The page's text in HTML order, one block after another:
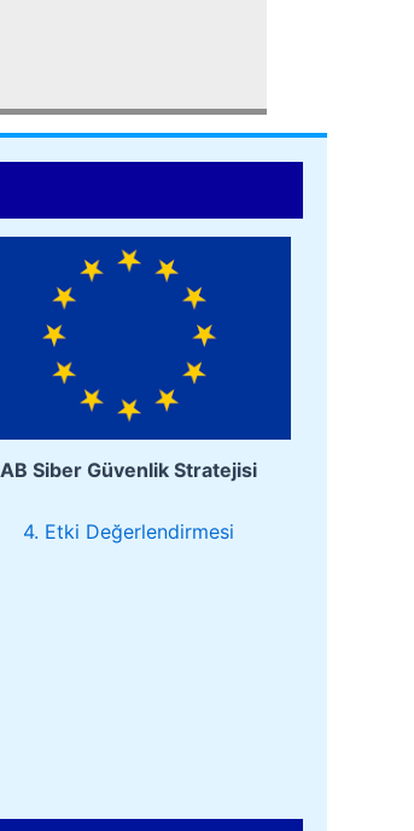
AB Siber Güvenlik Stratejisi
4. Etki Değerlendirmesi